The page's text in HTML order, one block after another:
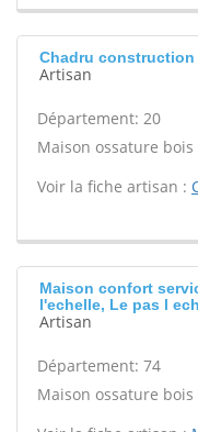
Chadru construction
Artisan
Département: 20
Maison ossature bois
Voir la fiche artisan :
Maison confort
l'echelle, Le pas l
Artisan
Département: 74
Maison ossature bois